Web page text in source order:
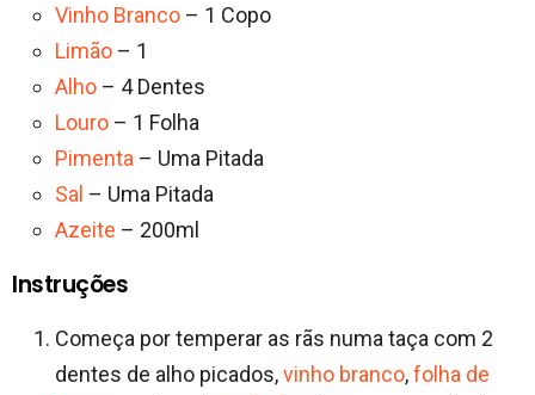
Vinho Branco – 1 Copo
Limão – 1
Alho – 4 Dentes
Louro – 1 Folha
Pimenta – Uma Pitada
Sal – Uma Pitada
Azeite – 200ml
Instruções
Começa por temperar as rãs numa taça com 2
dentes de alho picados,vinho branco,folha de